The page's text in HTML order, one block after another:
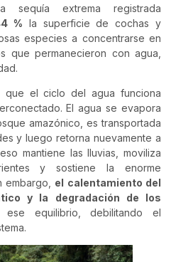
sequía extrema registrada
% la superficie de cochas y
especies a concentrarse en
que permanecieron con agua,
que el ciclo del agua funciona
El agua se evapora
amazónico, es transportada
y luego retorna nuevamente a
mantiene las lluvias, moviliza
y sostiene la enorme
embargo, el calentamiento del
y la degradación de los
ese equilibrio, debilitando el